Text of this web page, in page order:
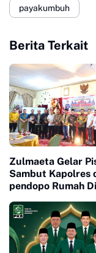
payakumbuh
Berita Terkait
Zulmaeta Gelar
Sambut Kapolres
pendopo Rumah